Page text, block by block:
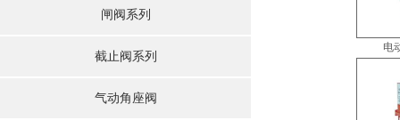
闸阀系列
截止阀系列
气动角座阀
电